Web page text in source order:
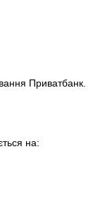
Приватбанк.
на: